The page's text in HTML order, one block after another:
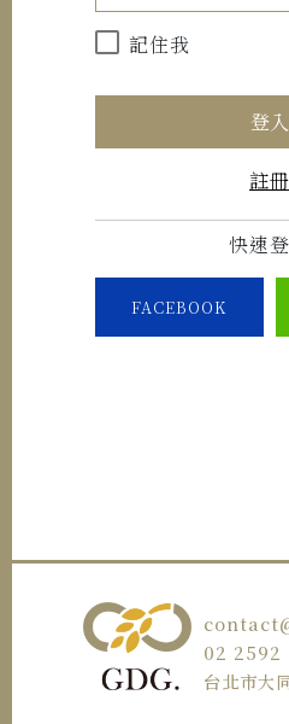
記住我
登入
註冊
快速
FACEBOOK
02 2592
台北市大